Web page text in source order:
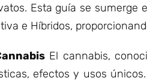
Esta guía se
e Híbridos,
El cannabis,
efectos y usos